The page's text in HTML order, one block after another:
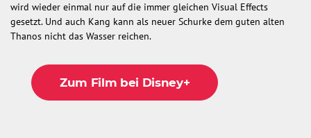
wird wieder einmal nur auf die immer gleichen Visual Effects
gesetzt. Und auch Kang kann als neuer Schurke dem guten alten
Thanos nicht das Wasser reichen.
Zum Film bei Disney+